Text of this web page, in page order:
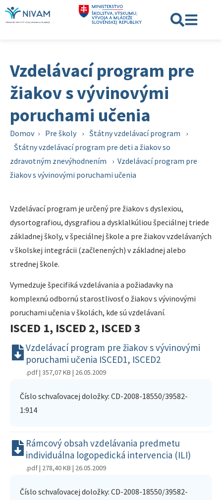
Vzdelávací program pre
žiakov s vývinovými
poruchami učenia
Domov › Pre školy › Štátny vzdelávací program
›
Štátny vzdelávací program pre deti a žiakov so
zdravotným znevýhodnením
› Vzdelávací program pre
žiakov s vývinovými poruchami učenia
Vzdelávací program je určený pre žiakov s dyslexiou,
dysortografiou, dysgrafiou a dysklalkúliou špeciálnej triede
základnej školy, v špeciálnej škole a pre žiakov vzdelávaných
v školskej integrácii (začlenených) v základnej alebo
strednej škole.
Vymedzuje špecifiká vzdelávania a požiadavky na
komplexnú odbornú starostlivosť o žiakov s vývinovými
poruchami učenia v školách, kde sú vzdelávaní.
ISCED 1, ISCED 2, ISCED 3
Vzdelávací program pre žiakov s vývinovými
poruchami učenia ISCED1, ISCED2
.pdf | 357,07 KB | 26.05.2009
Číslo schvaľovacej doložky: CD-2008-18550/39582-
1:914
Rámcový obsah vzdelávania predmetu
individuálna logopedická intervencia (ILI)
.pdf | 278,40 KB | 26.05.2009
Číslo schvaľovacej doložky: CD-2008-18550/39582-